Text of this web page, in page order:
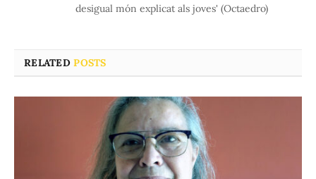
desigual món explicat als joves' (Octaedro)
RELATEDPOSTS